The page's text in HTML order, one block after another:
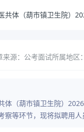
共体（葫市镇卫生院）
来源：公考面试所属地区
体（葫市镇卫生院）
察等环节，现将拟聘用